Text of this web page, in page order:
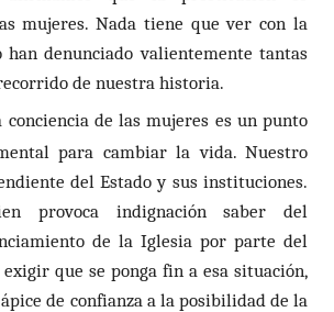
mujeres. Nada tiene que ver con la
denunciado valientemente tantas
de nuestra historia.
conciencia de las mujeres es un punto
para cambiar la vida. Nuestro
del Estado y sus instituciones.
provoca indignación saber del
de la Iglesia por parte del
que se ponga fin a esa situación,
de confianza a la posibilidad de la